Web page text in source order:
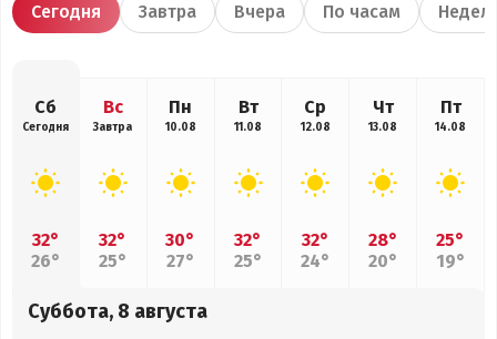
Сегодня Завтра Вчера По часам
Сб
Сегодня
32°
26°
Вс
Завтра
32°
25°
Пн
10.08
30°
27°
Вт
11.08
32°
25°
Ср
12.08
32°
24°
Чт
13.08
28°
20°
Пт
14.08
25°
19°
Суббота, 8 августа